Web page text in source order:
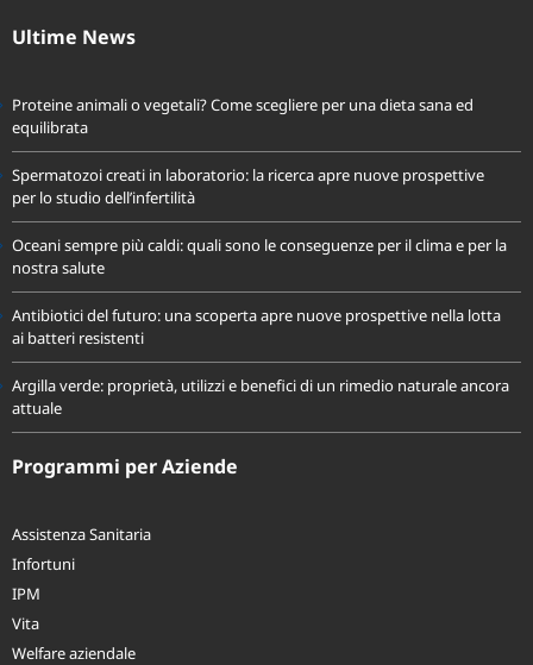
Ultime News
Proteine animali o vegetali? Come scegliere per una dieta sana ed
equilibrata
Spermatozoi creati in laboratorio: la ricerca apre nuove prospettive
per lo studio dell’infertilità
Oceani sempre più caldi: quali sono le conseguenze per il clima e per la
nostra salute
Antibiotici del futuro: una scoperta apre nuove prospettive nella lotta
ai batteri resistenti
Argilla verde: proprietà, utilizzi e benefici di un rimedio naturale ancora
attuale
Programmi per Aziende
Assistenza Sanitaria
Infortuni
IPM
Vita
Welfare aziendale